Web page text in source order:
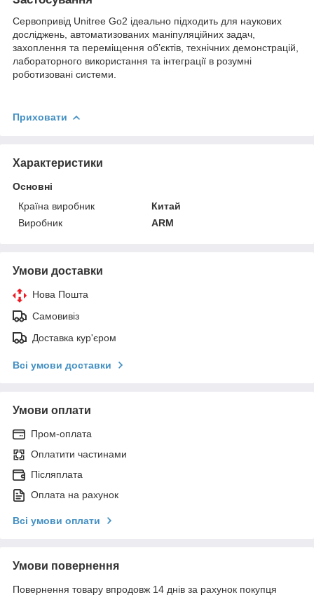
Сервопривід Unitree Go2 ідеально підходить для наукових
досліджень, автоматизованих маніпуляційних задач,
захоплення та переміщення об’єктів, технічних демонстрацій,
лабораторного використання та інтеграції в розумні
роботизовані системи.
Приховати
Характеристики
Основні
Країна виробник
Китай
Виробник
ARM
Умови доставки
Нова Пошта
Самовивіз
Доставка кур'єром
Всі умови доставки
Умови оплати
Пром-оплата
Оплатити частинами
Післяплата
Оплата на рахунок
Всі умови оплати
Умови повернення
Повернення товару впродовж 14 днів за рахунок покупця